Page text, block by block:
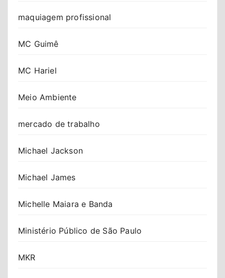
maquiagem profissional
MC Guimê
MC Hariel
Meio Ambiente
mercado de trabalho
Michael Jackson
Michael James
Michelle Maiara e Banda
Ministério Público de São Paulo
MKR